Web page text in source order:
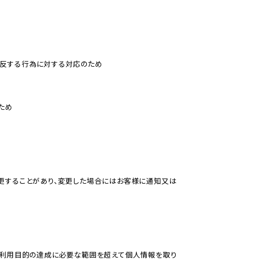
反する行為に対する対応のため
め
ることがあり、変更した場合にはお客様に通知又は
用目的の達成に必要な範囲を超えて個人情報を取り